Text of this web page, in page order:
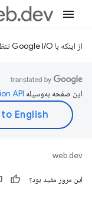
از اینکه با Google I/O تنظیم کردید متشکریم!
این صفحه به‌وسیله
web.dev
این مرور مفید بود؟